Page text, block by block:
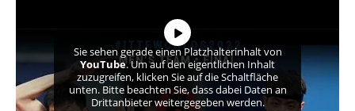
Sie sehen gerade einen Platzhalterinhalt von
YouTube. Um auf den eigentlichen Inhalt
zuzugreifen, klicken Sie auf die Schaltfläche
unten. Bitte beachten Sie, dass dabei Daten an
Drittanbieter weitergegeben werden.